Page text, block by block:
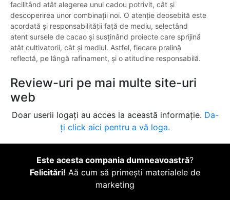
facilitând atât alegerea unui cadou potrivit, cât și
descoperirea unor combinații noi. O atenție deosebită este
acordată și responsabilității față de mediu, selectând
atent sursele de cacao și susținând proiecte care sprijină
atât cultivatorii, cât și mediul. Astfel, fiecare pralină
reflectă, pe lângă rafinament, și o atitudine responsabilă.
Review-uri pe mai multe site-uri
web
Doar userii logați au acces la această informație. Da-
ți click aici pentru a vă loga.
Este acesta compania dumneavoastră?
Felicitări! Aă cum să primești materialele de
marketing